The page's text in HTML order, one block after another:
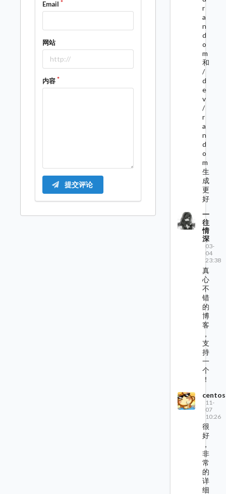
Email
网站
内容
提交评论
r
a
n
d
o
m
和
/
d
e
v
/
r
a
n
d
o
m
生
成
更
好
一
往
情
深
03-
04
23:38
真
心
不
错
的
博
客
，
支
持
一
个
！
centos
11-
07
10:26
很
好
，
非
常
的
详
细